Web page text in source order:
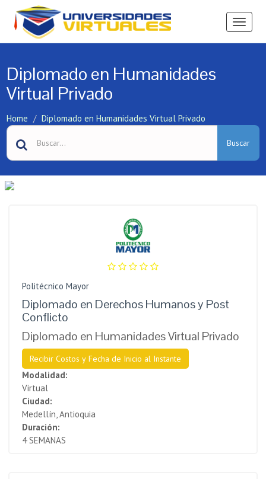
Ver
Diplomado en Humanidades
Virtual Privado
Home Diplomado en Humanidades Virtual Privado
Buscar
Politécnico Mayor
Diplomado en Derechos Humanos y Post
Conflicto
Diplomado en Humanidades Virtual Privado
Recibir Costos y Fecha de Inicio al Instante
Modalidad:
Virtual
Ciudad:
Medellín, Antioquia
Duración:
4 SEMANAS